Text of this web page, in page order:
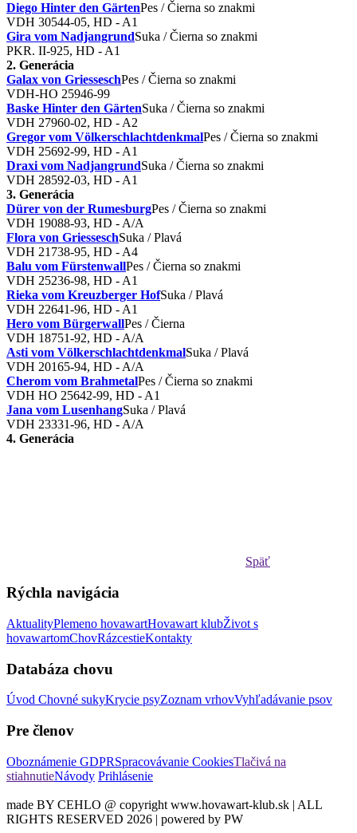
Diego Hinter den GärtenPes / Čierna so znakmi
VDH 30544-05, HD - A1
Gira vom NadjangrundSuka / Čierna so znakmi
PKR. II-925, HD - A1
2. Generácia
Galax von GriesseschPes / Čierna so znakmi
VDH-HO 25946-99
Baske Hinter den GärtenSuka / Čierna so znakmi
VDH 27960-02, HD - A2
Gregor vom VölkerschlachtdenkmalPes / Čierna so znakmi
VDH 25692-99, HD - A1
Draxi vom NadjangrundSuka / Čierna so znakmi
VDH 28592-03, HD - A1
3. Generácia
Dürer von der RumesburgPes / Čierna so znakmi
VDH 19088-93, HD - A/A
Flora von GriesseschSuka / Plavá
VDH 21738-95, HD - A4
Balu vom FürstenwallPes / Čierna so znakmi
VDH 25236-98, HD - A1
Rieka vom Kreuzberger HofSuka / Plavá
VDH 22641-96, HD - A1
Hero vom BürgerwallPes / Čierna
VDH 18751-92, HD - A/A
Asti vom VölkerschlachtdenkmalSuka / Plavá
VDH 20165-94, HD - A/A
Cherom vom BrahmetalPes / Čierna so znakmi
VDH HO 25642-99, HD - A1
Jana vom LusenhangSuka / Plavá
VDH 23331-96, HD - A/A
4. Generácia
Späť
Rýchla navigácia
AktualityPlemeno hovawartHovawart klubŽivot s
hovawartomChovRázcestieKontakty
Databáza chovu
Úvod Chovné sukyKrycie psyZoznam vrhovVyhľadávanie psov
Pre členov
Oboznámenie GDPRSpracovávanie CookiesTlačivá na
stiahnutieNávody Prihlásenie
made BY CEHLO @ copyright www.hovawart-klub.sk | ALL
RIGHTS RESERVED 2026 | powered by PW